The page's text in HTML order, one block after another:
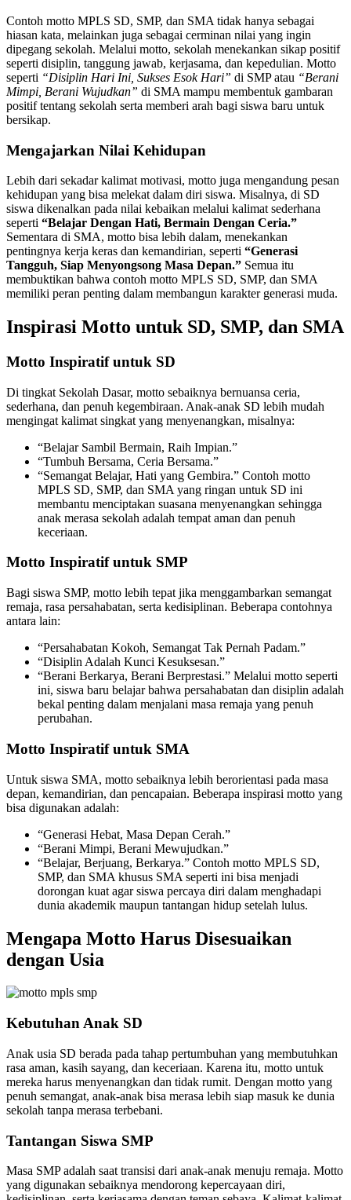
Contoh motto MPLS SD, SMP, dan SMA tidak hanya sebagai
hiasan kata, melainkan juga sebagai cerminan nilai yang ingin
dipegang sekolah. Melalui motto, sekolah menekankan sikap positif
seperti disiplin, tanggung jawab, kerjasama, dan kepedulian. Motto
seperti “Disiplin Hari Ini, Sukses Esok Hari” di SMP atau “Berani
Mimpi, Berani Wujudkan” di SMA mampu membentuk gambaran
positif tentang sekolah serta memberi arah bagi siswa baru untuk
bersikap.
Mengajarkan Nilai Kehidupan
Lebih dari sekadar kalimat motivasi, motto juga mengandung pesan
kehidupan yang bisa melekat dalam diri siswa. Misalnya, di SD
siswa dikenalkan pada nilai kebaikan melalui kalimat sederhana
seperti “Belajar Dengan Hati, Bermain Dengan Ceria.”
Sementara di SMA, motto bisa lebih dalam, menekankan
pentingnya kerja keras dan kemandirian, seperti “Generasi
Tangguh, Siap Menyongsong Masa Depan.” Semua itu
membuktikan bahwa contoh motto MPLS SD, SMP, dan SMA
memiliki peran penting dalam membangun karakter generasi muda.
Inspirasi Motto untuk SD, SMP, dan SMA
Motto Inspiratif untuk SD
Di tingkat Sekolah Dasar, motto sebaiknya bernuansa ceria,
sederhana, dan penuh kegembiraan. Anak-anak SD lebih mudah
mengingat kalimat singkat yang menyenangkan, misalnya:
“Belajar Sambil Bermain, Raih Impian.”
“Tumbuh Bersama, Ceria Bersama.”
“Semangat Belajar, Hati yang Gembira.” Contoh motto
MPLS SD, SMP, dan SMA yang ringan untuk SD ini
membantu menciptakan suasana menyenangkan sehingga
anak merasa sekolah adalah tempat aman dan penuh
keceriaan.
Motto Inspiratif untuk SMP
Bagi siswa SMP, motto lebih tepat jika menggambarkan semangat
remaja, rasa persahabatan, serta kedisiplinan. Beberapa contohnya
antara lain:
“Persahabatan Kokoh, Semangat Tak Pernah Padam.”
“Disiplin Adalah Kunci Kesuksesan.”
“Berani Berkarya, Berani Berprestasi.” Melalui motto seperti
ini, siswa baru belajar bahwa persahabatan dan disiplin adalah
bekal penting dalam menjalani masa remaja yang penuh
perubahan.
Motto Inspiratif untuk SMA
Untuk siswa SMA, motto sebaiknya lebih berorientasi pada masa
depan, kemandirian, dan pencapaian. Beberapa inspirasi motto yang
bisa digunakan adalah:
“Generasi Hebat, Masa Depan Cerah.”
“Berani Mimpi, Berani Mewujudkan.”
“Belajar, Berjuang, Berkarya.” Contoh motto MPLS SD,
SMP, dan SMA khusus SMA seperti ini bisa menjadi
dorongan kuat agar siswa percaya diri dalam menghadapi
dunia akademik maupun tantangan hidup setelah lulus.
Mengapa Motto Harus Disesuaikan
dengan Usia
Kebutuhan Anak SD
Anak usia SD berada pada tahap pertumbuhan yang membutuhkan
rasa aman, kasih sayang, dan keceriaan. Karena itu, motto untuk
mereka harus menyenangkan dan tidak rumit. Dengan motto yang
penuh semangat, anak-anak bisa merasa lebih siap masuk ke dunia
sekolah tanpa merasa terbebani.
Tantangan Siswa SMP
Masa SMP adalah saat transisi dari anak-anak menuju remaja. Motto
yang digunakan sebaiknya mendorong kepercayaan diri,